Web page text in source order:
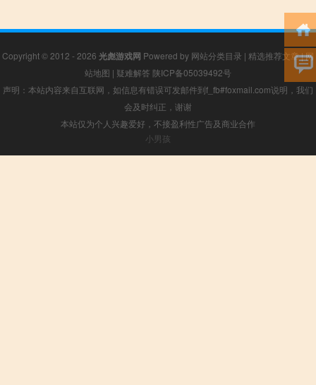
Copyright © 2012 - 2026 光彪游戏网 Powered by 网站分类目录 | 精选推荐文章|网
站地图 | 疑难解答 陕ICP备05039492号
声明：本站内容来自互联网，如信息有错误可发邮件到f_fb#foxmail.com说明，我们
会及时纠正，谢谢
本站仅为个人兴趣爱好，不接盈利性广告及商业合作
小男孩